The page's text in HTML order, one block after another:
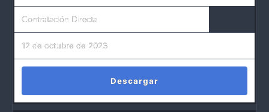
Contratación Directa
12 de octubre de 2023
Descargar